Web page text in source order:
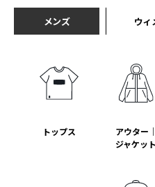
メンズ ウィ
トップス
アウター｜
ジャケット